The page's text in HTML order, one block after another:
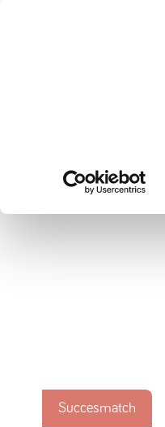
Succesmatch